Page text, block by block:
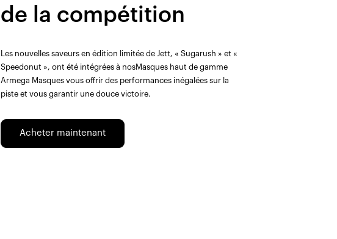
de la compétition
Les nouvelles saveurs en édition limitée de Jett, « Sugarush » et «
Speedonut », ont été intégrées à nosMasques haut de gamme
Armega Masques vous offrir des performances inégalées sur la
piste et vous garantir une douce victoire.
Acheter maintenant